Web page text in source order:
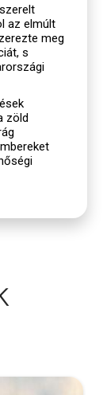
az elmúlt
meg
s
zöld